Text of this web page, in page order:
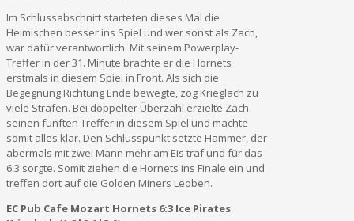
Im Schlussabschnitt starteten dieses Mal die
Heimischen besser ins Spiel und wer sonst als Zach,
war dafür verantwortlich. Mit seinem Powerplay-
Treffer in der 31. Minute brachte er die Hornets
erstmals in diesem Spiel in Front. Als sich die
Begegnung Richtung Ende bewegte, zog Krieglach zu
viele Strafen. Bei doppelter Überzahl erzielte Zach
seinen fünften Treffer in diesem Spiel und machte
somit alles klar. Den Schlusspunkt setzte Hammer, der
abermals mit zwei Mann mehr am Eis traf und für das
6:3 sorgte. Somit ziehen die Hornets ins Finale ein und
treffen dort auf die Golden Miners Leoben.
EC Pub Cafe Mozart Hornets 6:3 Ice Pirates